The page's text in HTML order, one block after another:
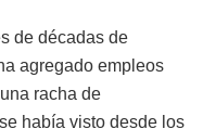
de décadas de
agregado empleos
racha de
había visto desde los